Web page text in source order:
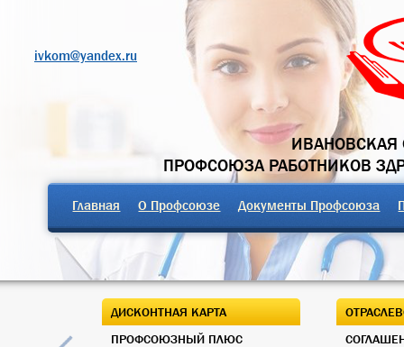
ivkom@yandex.ru
ИВАНОВСКАЯ
ПРОФСОЮЗА РАБОТНИКОВ
Главная О Профсоюзе Документы Профсоюза
ДИСКОНТНАЯ КАРТА
ПРОФСОЮЗНЫЙ ПЛЮС